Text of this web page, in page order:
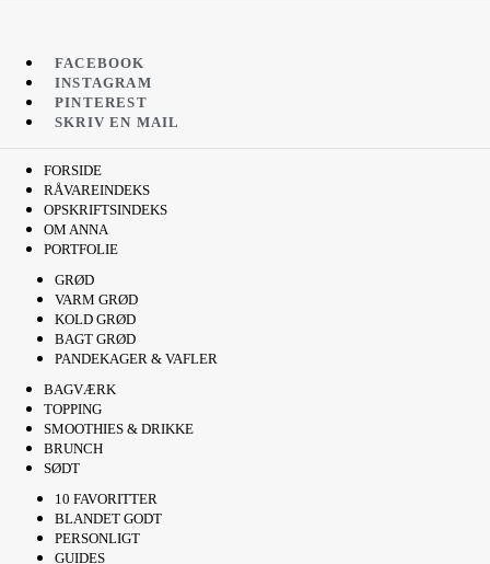
FACEBOOK
INSTAGRAM
PINTEREST
SKRIV EN MAIL
FORSIDE
RÅVAREINDEKS
OPSKRIFTSINDEKS
OM ANNA
PORTFOLIE
GRØD
VARM GRØD
KOLD GRØD
BAGT GRØD
PANDEKAGER & VAFLER
BAGVÆRK
TOPPING
SMOOTHIES & DRIKKE
BRUNCH
SØDT
10 FAVORITTER
BLANDET GODT
PERSONLIGT
GUIDES